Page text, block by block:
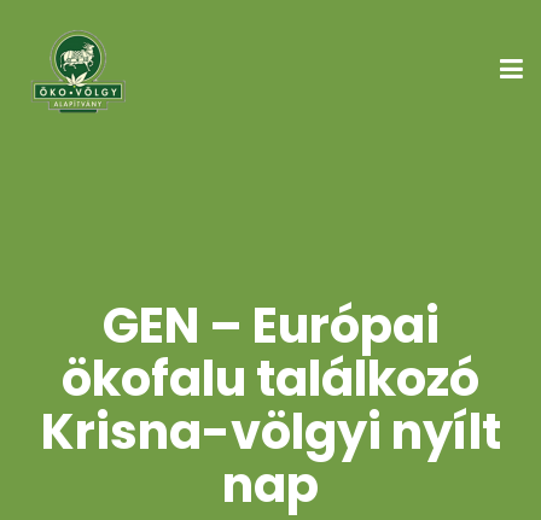
GEN – Európai
ökofalu találkozó
Krisna-völgyi nyílt
nap